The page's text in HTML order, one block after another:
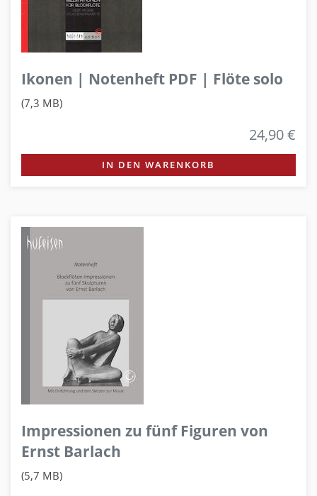
Ikonen | Notenheft PDF | Flöte solo
(7,3 MB)
24,90 €
IN DEN WARENKORB
Impressionen zu fünf Figuren von
Ernst Barlach
(5,7 MB)